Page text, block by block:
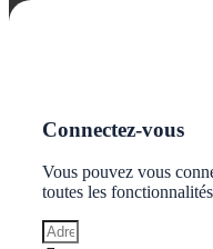
Gérer le consentement aux
Connectez-vous
Vous pouvez vous
toutes les